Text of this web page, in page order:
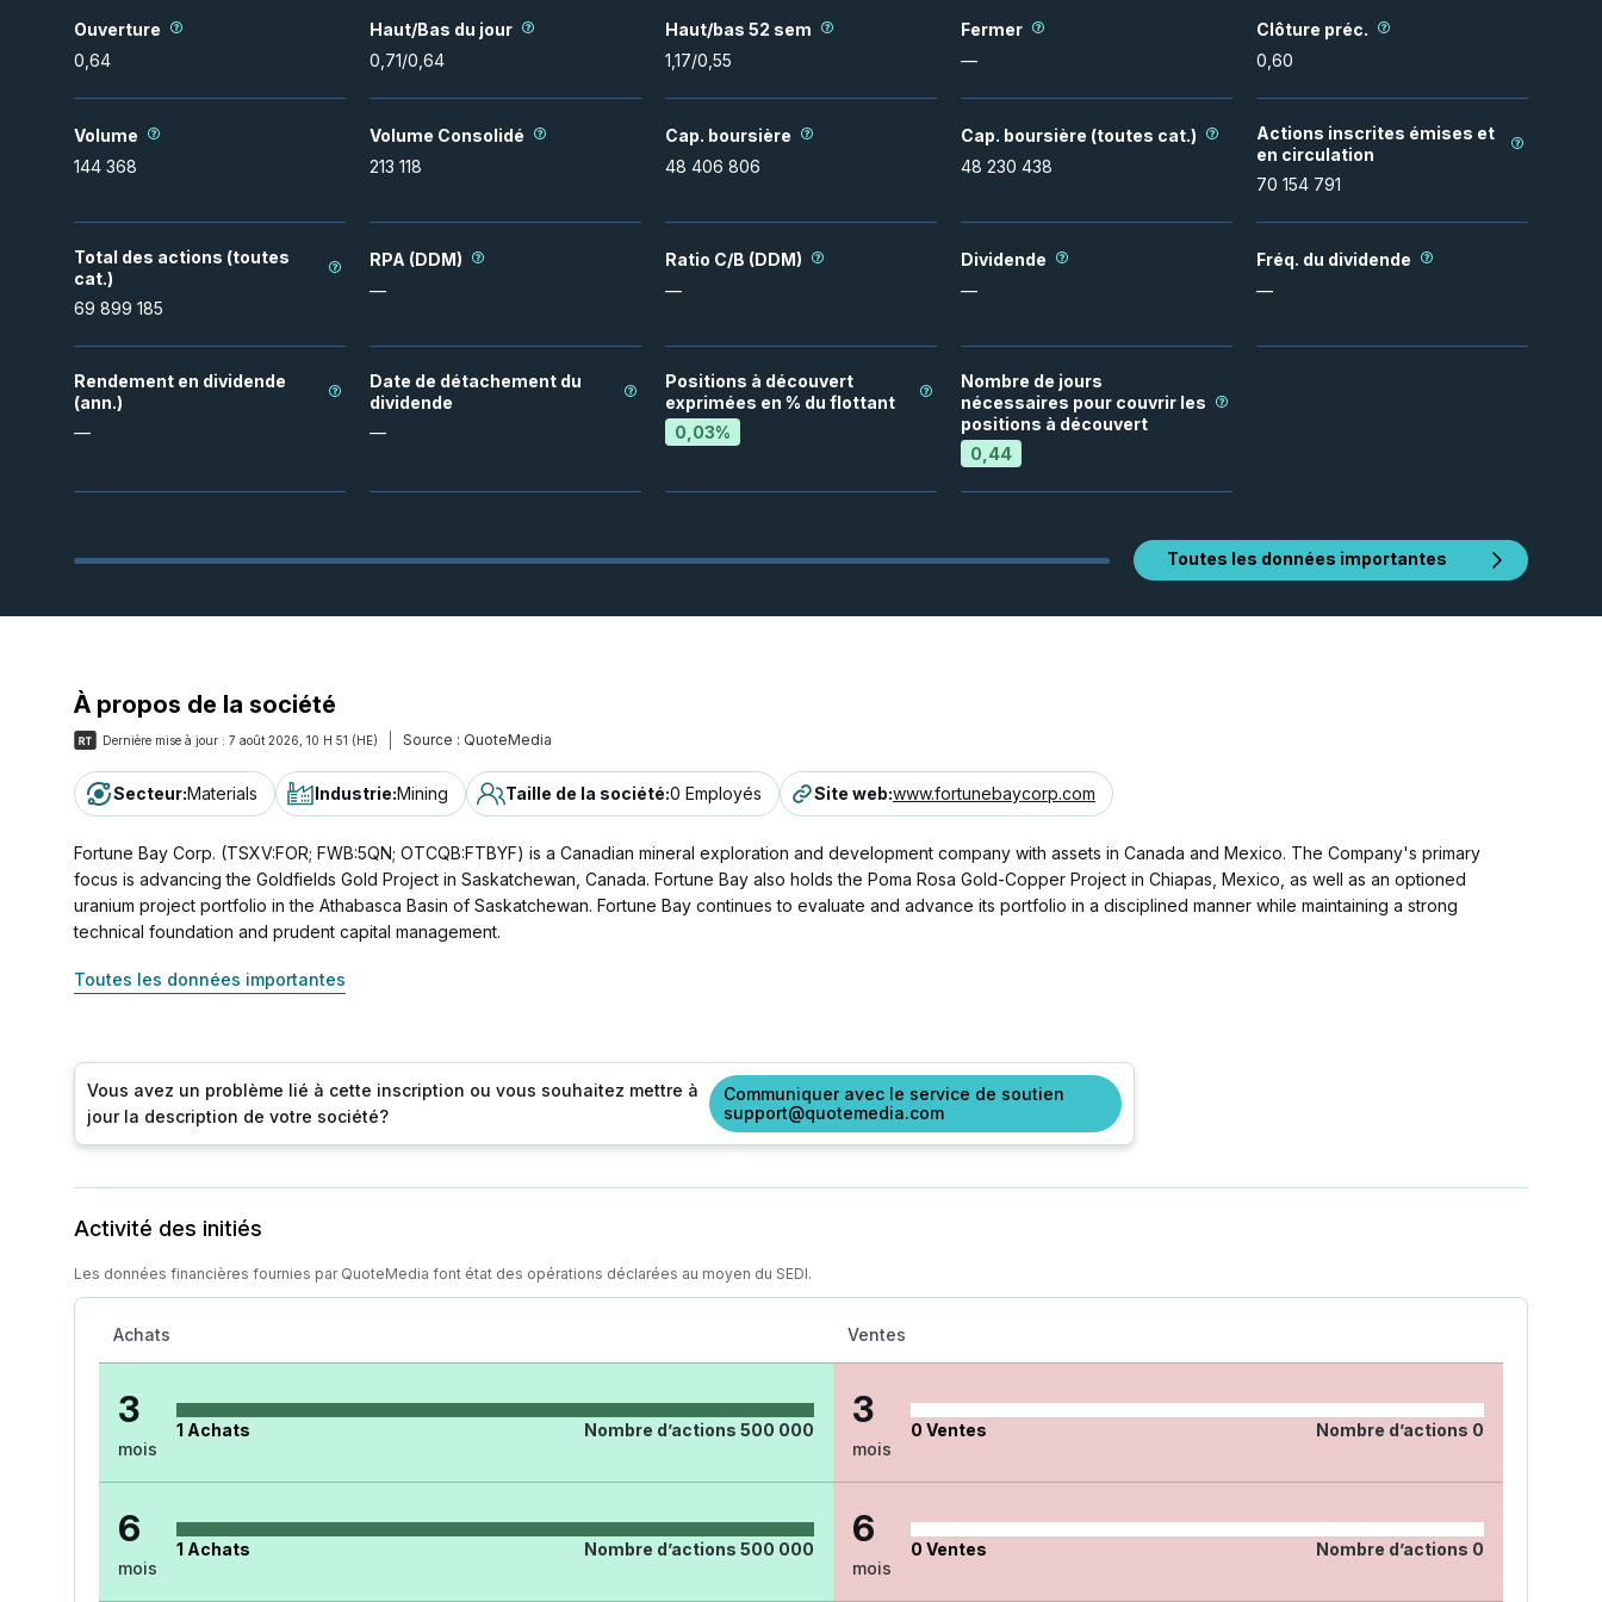
Ouverture
0,64
Haut/Bas du jour
0,71/0,64
Haut/bas 52 sem
1,17/0,55
Fermer
—
Clôture préc.
0,60
Volume
144 368
Volume Consolidé
213 118
Cap. boursière
48 406 806
Cap. boursière (toutes cat.)
48 230 438
Actions inscrites émises et
en circulation
70 154 791
Total des actions (toutes
cat.)
69 899 185
RPA (DDM)
—
Ratio C/B (DDM)
—
Dividende
—
Fréq. du dividende
—
Rendement en dividende
(ann.)
—
Date de détachement du
dividende
—
Positions à découvert
exprimées en % du flottant
0,03%
Nombre de jours
nécessaires pour couvrir les
positions à découvert
0,44
Toutes les données importantes
À propos de la société
Dernière mise à jour : 7 août 2026, 10 H 51 (HE) Source : QuoteMedia
Secteur:Materials Industrie:Mining Taille de la société:0 Employés Site web:www.fortunebaycorp.com
Fortune Bay Corp. (TSXV:FOR; FWB:5QN; OTCQB:FTBYF) is a Canadian mineral exploration and development company with assets in Canada and Mexico. The Company's primary
focus is advancing the Goldfields Gold Project in Saskatchewan, Canada. Fortune Bay also holds the Poma Rosa Gold-Copper Project in Chiapas, Mexico, as well as an optioned
uranium project portfolio in the Athabasca Basin of Saskatchewan. Fortune Bay continues to evaluate and advance its portfolio in a disciplined manner while maintaining a strong
technical foundation and prudent capital management.
Toutes les données importantes
Vous avez un problème lié à cette inscription ou vous souhaitez mettre à
jour la description de votre société?
Communiquer avec le service de soutien
support@quotemedia.com
Activité des initiés
Les données financières fournies par QuoteMedia font état des opérations déclarées au moyen du SEDI.
Achats
3
mois
1 Achats Nombre d’actions 500 000
6
mois
1 Achats Nombre d’actions 500 000
Ventes
3
mois
0 Ventes Nombre d’actions 0
6
mois
0 Ventes Nombre d’actions 0